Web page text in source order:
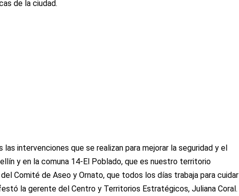
de la ciudad.
las intervenciones que se realizan para mejorar la seguridad y el
y en la comuna 14-El Poblado, que es nuestro territorio
Comité de Aseo y Ornato, que todos los días trabaja para cuidar
la gerente del Centro y Territorios Estratégicos, Juliana Coral.